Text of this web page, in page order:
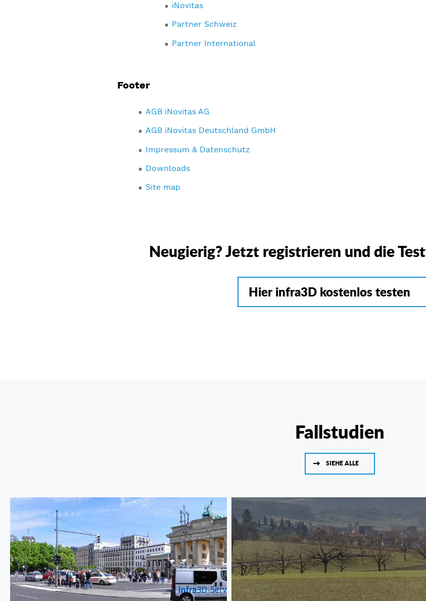
iNovitas
Partner Schweiz
Partner International
Footer
AGB iNovitas AG
AGB iNovitas Deutschland GmbH
Impressum & Datenschutz
Downloads
Site map
Neugierig? Jetzt registrieren und die
Hier infra3D kostenlos testen
Fallstudien
SIEHE ALLE